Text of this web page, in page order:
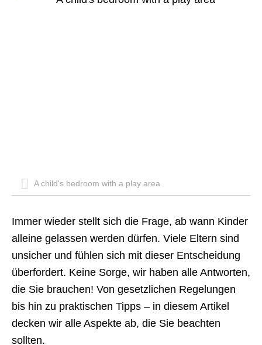
A child's bedroom with a play area
Immer wieder stellt sich die Frage, ab wann Kinder
alleine gelassen werden dürfen. Viele Eltern sind
unsicher und fühlen sich mit dieser Entscheidung
überfordert. Keine Sorge, wir haben alle Antworten,
die Sie brauchen! Von gesetzlichen Regelungen
bis hin zu praktischen Tipps – in diesem Artikel
decken wir alle Aspekte ab, die Sie beachten
sollten.